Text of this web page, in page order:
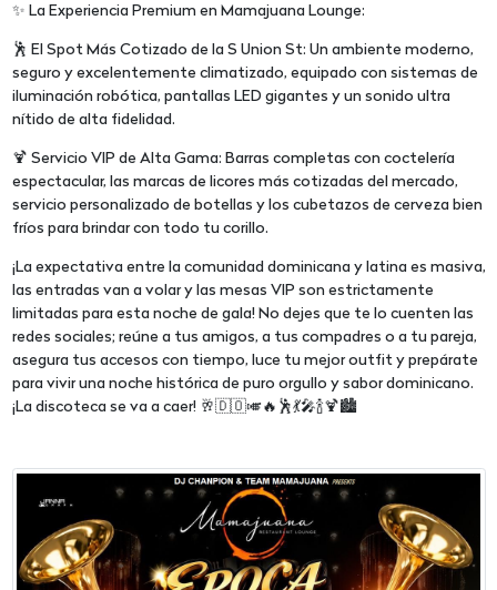
✨ La Experiencia Premium en Mamajuana Lounge:
🕺 El Spot Más Cotizado de la S Union St: Un ambiente moderno,
seguro y excelentemente climatizado, equipado con sistemas de
iluminación robótica, pantallas LED gigantes y un sonido ultra
nítido de alta fidelidad.
🍹 Servicio VIP de Alta Gama: Barras completas con coctelería
espectacular, las marcas de licores más cotizadas del mercado,
servicio personalizado de botellas y los cubetazos de cerveza bien
fríos para brindar con todo tu corillo.
¡La expectativa entre la comunidad dominicana y latina es masiva,
las entradas van a volar y las mesas VIP son estrictamente
limitadas para esta noche de gala! No dejes que te lo cuenten las
redes sociales; reúne a tus amigos, a tus compadres o a tu pareja,
asegura tus accesos con tiempo, luce tu mejor outfit y prepárate
para vivir una noche histórica de puro orgullo y sabor dominicano.
¡La discoteca se va a caer! 🥂🇩🇴🎺🔥🕺💃🎤🍾🍹🏙️